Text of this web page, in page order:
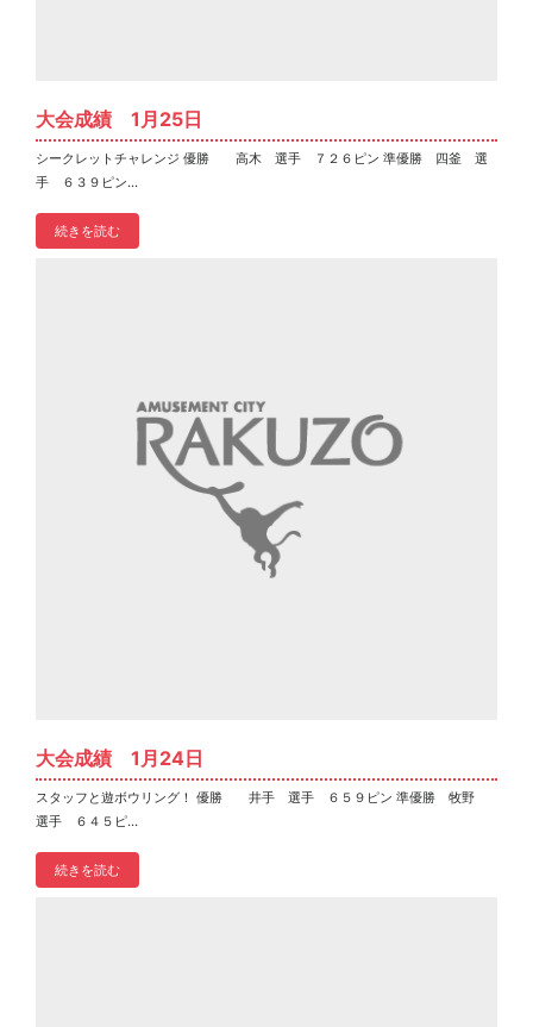
大会成績 1月25日
シークレットチャレンジ 優勝 高木 選手 ７２６ピン 準優勝 四釜 選
手 ６３９ピン...
続きを読む
大会成績 1月24日
スタッフと遊ボウリング！ 優勝 井手 選手 ６５９ピン 準優勝 牧野
選手 ６４５ピ...
続きを読む